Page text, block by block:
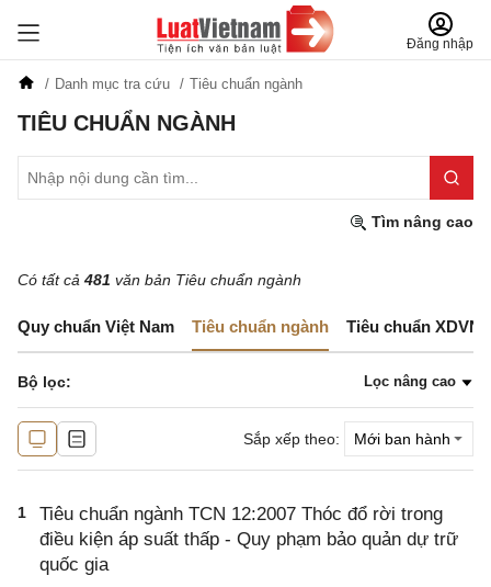
Đăng nhập
Danh mục tra cứu Tiêu chuẩn ngành
TIÊU CHUẨN NGÀNH
Tìm nâng cao
Có tất cả 481 văn bản Tiêu chuẩn ngành
Quy chuẩn Việt Nam Tiêu chuẩn ngành Tiêu chuẩn XDVN
Bộ lọc: Lọc nâng cao
Sắp xếp theo:
1
Tiêu chuẩn ngành TCN 12:2007 Thóc đổ rời trong
điều kiện áp suất thấp - Quy phạm bảo quản dự trữ
quốc gia